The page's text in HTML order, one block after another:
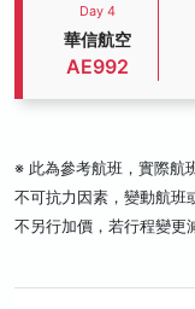
Day 4
華信航空
AE992
※ 此為參考航班，實際航
不可抗力因素，變動航班
不另行加價，若行程變更